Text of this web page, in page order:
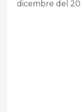
dicembre del